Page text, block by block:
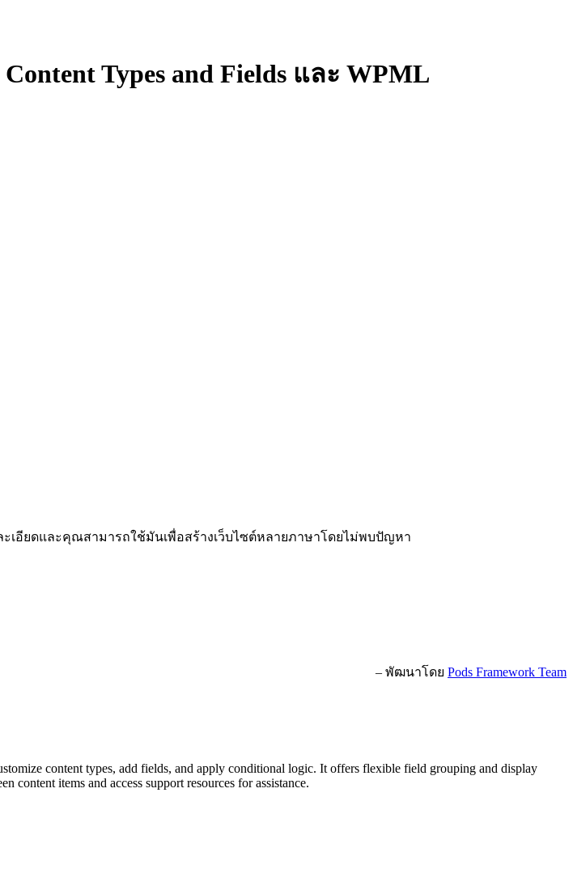
Types and Fields และ WPML
เอียดและคุณสามารถใช้มันเพื่อสร้างเว็บไซต์หลายภาษาโดยไม่พบปัญหา
– พัฒนาโดย Pods Framework Team
content types, add fields, and apply conditional logic. It offers flexible field grouping and display
content items and access support resources for assistance.